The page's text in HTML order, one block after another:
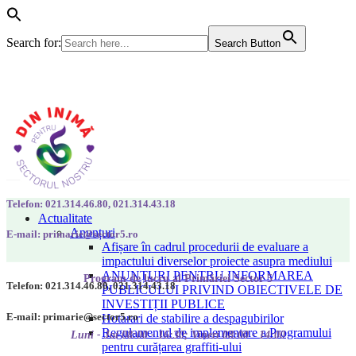
Search for: Search Button
Actualitate
Anunțuri
Afișare în cadrul procedurii de evaluare a
impactului diverselor proiecte asupra mediului
ANUNȚURI PENTRU INFORMAREA
PUBLICULUI PRIVIND OBIECTIVELE DE
INVESTIȚII PUBLICE
Hotarari de stabilire a despagubirilor
Regulamentul de implementare a Programului
pentru curățarea graffiti-ului
Telefon: 021.314.46.80, 021.314.43.18
E-mail: primarie@sector5.ro
Program de lucru al Primăriei Sector 5
Luni - Joi 08:00 - 16:30; Vineri 08:00 - 14:00
Telefon: 021.314.46.80, 021.314.43.18
E-mail: primarie@sector5.ro